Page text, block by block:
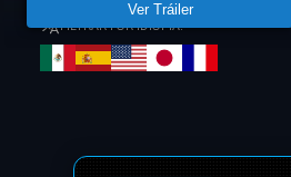
Ver Tráiler
FILTRAR POR IDIOMA: